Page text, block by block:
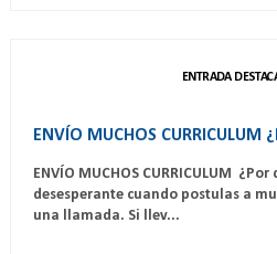
ENTRADA
ENVÍO MUCHOS
ENVÍO MUCHOS CURRICULUM
desesperante cuando postulas a
una llamada. Si llev...